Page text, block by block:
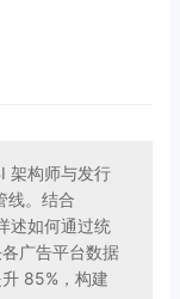
架构师与发行
线。结合
述如何通过统
广告平台数据
85%，构建